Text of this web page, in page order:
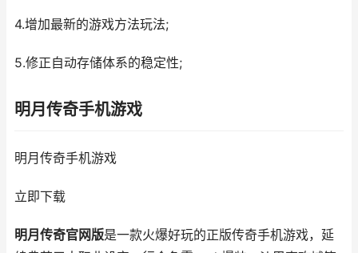
4.增加最新的游戏方法玩法;
5.修正自动存储体系的稳定性;
明月传奇手机游戏
明月传奇手机游戏
立即下载
明月传奇官网版是一款火爆好玩的正版传奇手机游戏，延